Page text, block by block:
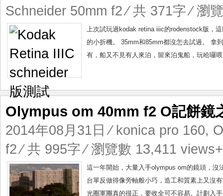
Schneider 50mm f2⁄ 共 371字 ⁄ 瀏
上次試玩過kodak retina iiic的rodenstock版，
的小折機。 35mm和85mm都沒怎去試過。 拿
有，船又不見有人來泊，留來泊鬼船，玩哈囉
Olympus om 40mm f2 O記餅鏡
2014年08月31日 ⁄ konica pro 160,
f2⁄ 共 995字 ⁄ 瀏覽數 13,411 views+
這一年開始，大量入手olympus om的鏡頭，沒
台單反做得像旁軸般小巧，造工和質素上又沒
光圈軍團真的很正，要收全可不容易。計劃入